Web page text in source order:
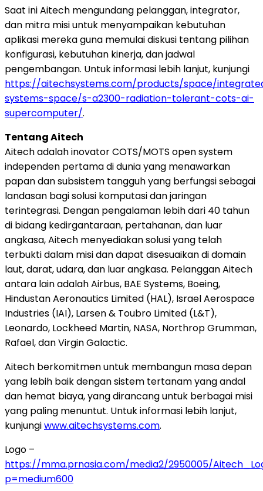
Saat ini Aitech mengundang pelanggan, integrator,
dan mitra misi untuk menyampaikan kebutuhan
aplikasi mereka guna memulai diskusi tentang pilihan
konfigurasi, kebutuhan kinerja, dan jadwal
pengembangan. Untuk informasi lebih lanjut, kunjungi
https://aitechsystems.com/products/space/
systems-space/s-a2300-radiation-tolerant-cots-ai-
supercomputer/.
Tentang Aitech
Aitech adalah inovator COTS/MOTS open system
independen pertama di dunia yang menawarkan
papan dan subsistem tangguh yang berfungsi sebagai
landasan bagi solusi komputasi dan jaringan
terintegrasi. Dengan pengalaman lebih dari 40 tahun
di bidang kedirgantaraan, pertahanan, dan luar
angkasa, Aitech menyediakan solusi yang telah
terbukti dalam misi dan dapat disesuaikan di domain
laut, darat, udara, dan luar angkasa. Pelanggan Aitech
antara lain adalah Airbus, BAE Systems, Boeing,
Hindustan Aeronautics Limited (HAL), Israel Aerospace
Industries (IAI), Larsen & Toubro Limited (L&T),
Leonardo, Lockheed Martin, NASA, Northrop Grumman,
Rafael, dan Virgin Galactic.
Aitech berkomitmen untuk membangun masa depan
yang lebih baik dengan sistem tertanam yang andal
dan hemat biaya, yang dirancang untuk berbagai misi
yang paling menuntut. Untuk informasi lebih lanjut,
kunjungiwww.aitechsystems.com.
Logo –
https://mma.prnasia.com/media2/2950005/
p=medium600